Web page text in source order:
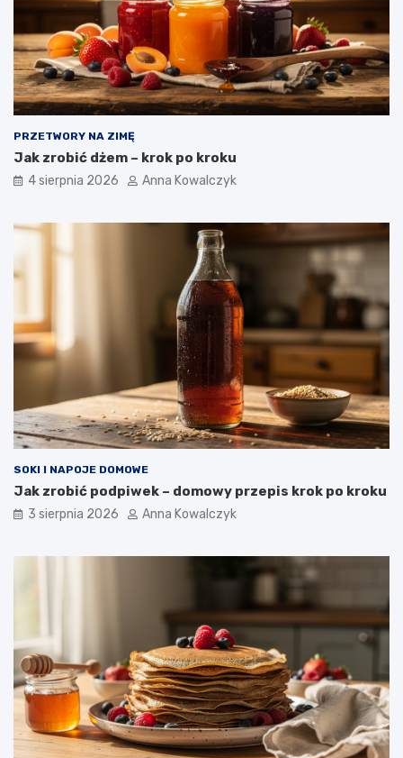
PRZETWORY NA ZIMĘ
Jak zrobić dżem – krok po kroku
4 sierpnia 2026 Anna Kowalczyk
SOKI I NAPOJE DOMOWE
Jak zrobić podpiwek – domowy przepis krok po kroku
3 sierpnia 2026 Anna Kowalczyk